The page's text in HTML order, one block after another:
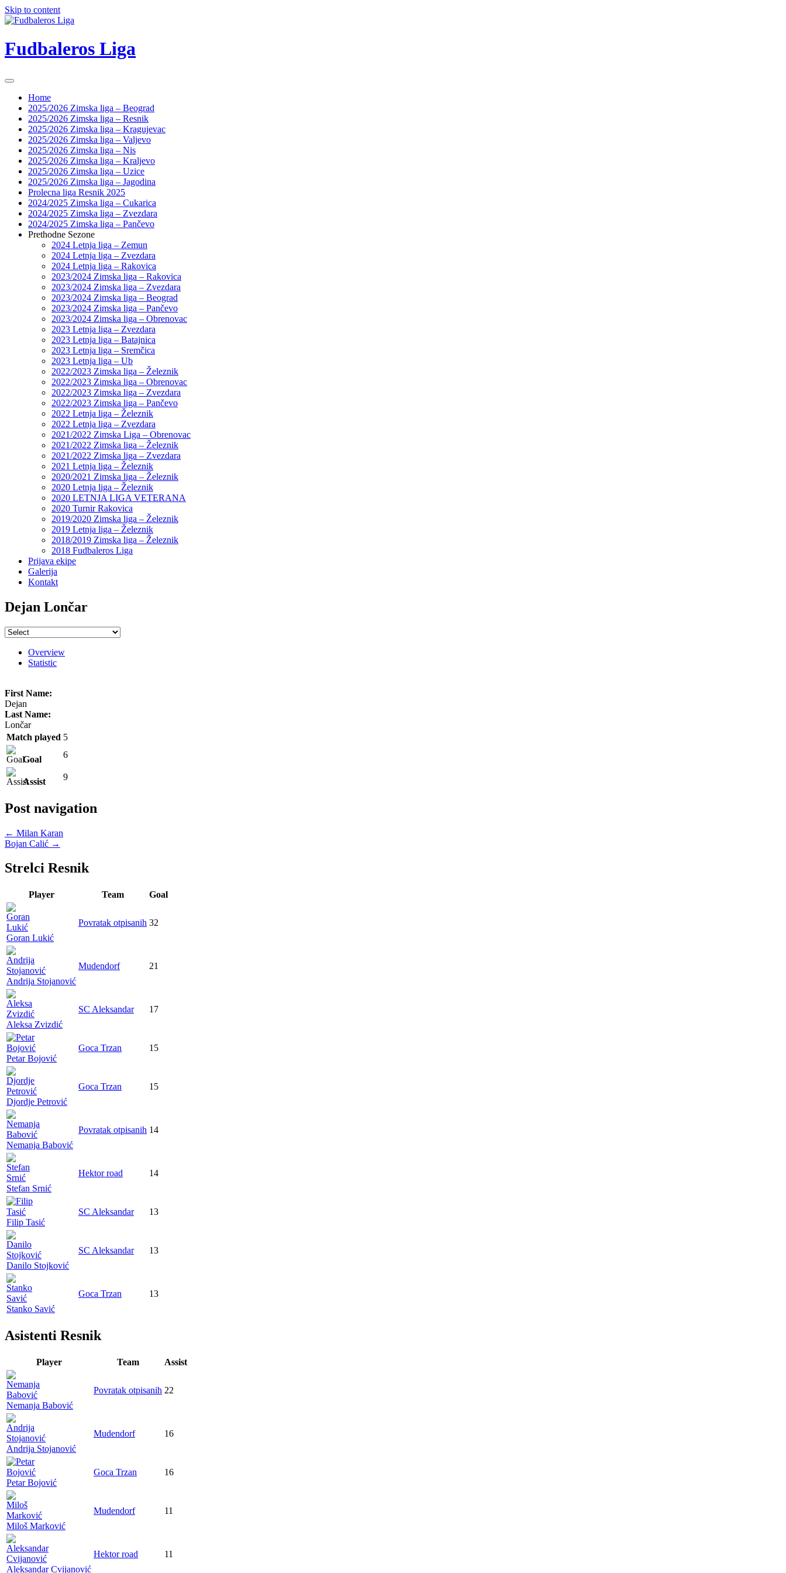
Skip to content
Fudbaleros Liga
Home
2025/2026 Zimska liga – Beograd
2025/2026 Zimska liga – Resnik
2025/2026 Zimska liga – Kragujevac
2025/2026 Zimska liga – Valjevo
2025/2026 Zimska liga – Nis
2025/2026 Zimska liga – Kraljevo
2025/2026 Zimska liga – Uzice
2025/2026 Zimska liga – Jagodina
Prolecna liga Resnik 2025
2024/2025 Zimska liga – Cukarica
2024/2025 Zimska liga – Zvezdara
2024/2025 Zimska liga – Pančevo
Prethodne Sezone
2024 Letnja liga – Zemun
2024 Letnja liga – Zvezdara
2024 Letnja liga – Rakovica
2023/2024 Zimska liga – Rakovica
2023/2024 Zimska liga – Zvezdara
2023/2024 Zimska liga – Beograd
2023/2024 Zimska liga – Pančevo
2023/2024 Zimska liga – Obrenovac
2023 Letnja liga – Zvezdara
2023 Letnja liga – Batajnica
2023 Letnja liga – Sremčica
2023 Letnja liga – Ub
2022/2023 Zimska liga – Železnik
2022/2023 Zimska liga – Obrenovac
2022/2023 Zimska liga – Zvezdara
2022/2023 Zimska liga – Pančevo
2022 Letnja liga – Železnik
2022 Letnja liga – Zvezdara
2021/2022 Zimska Liga – Obrenovac
2021/2022 Zimska liga – Železnik
2021/2022 Zimska liga – Zvezdara
2021 Letnja liga – Železnik
2020/2021 Zimska liga – Železnik
2020 Letnja liga – Železnik
2020 LETNJA LIGA VETERANA
2020 Turnir Rakovica
2019/2020 Zimska liga – Železnik
2019 Letnja liga – Železnik
2018/2019 Zimska liga – Železnik
2018 Fudbaleros Liga
Prijava ekipe
Galerija
Kontakt
Dejan Lončar
Overview
Statistic
First Name:
Dejan
Last Name:
Lončar
Match played 5
Goal 6
Assist 9
Post navigation
← Milan Karan
Bojan Calić →
Strelci Resnik
Player Team Goal
Goran Lukić
Povratak otpisanih 32
Andrija Stojanović
Mudendorf 21
Aleksa Zvizdić
SC Aleksandar 17
Petar Bojović
Goca Trzan 15
Djordje Petrović
Goca Trzan 15
Nemanja Babović
Povratak otpisanih 14
Stefan Srnić
Hektor road 14
Filip Tasić
SC Aleksandar 13
Danilo Stojković
SC Aleksandar 13
Stanko Savić
Goca Trzan 13
Asistenti Resnik
Player Team Assist
Nemanja Babović
Povratak otpisanih 22
Andrija Stojanović
Mudendorf 16
Petar Bojović
Goca Trzan 16
Miloš Marković
Mudendorf 11
Aleksandar Cvijanović
Hektor road 11